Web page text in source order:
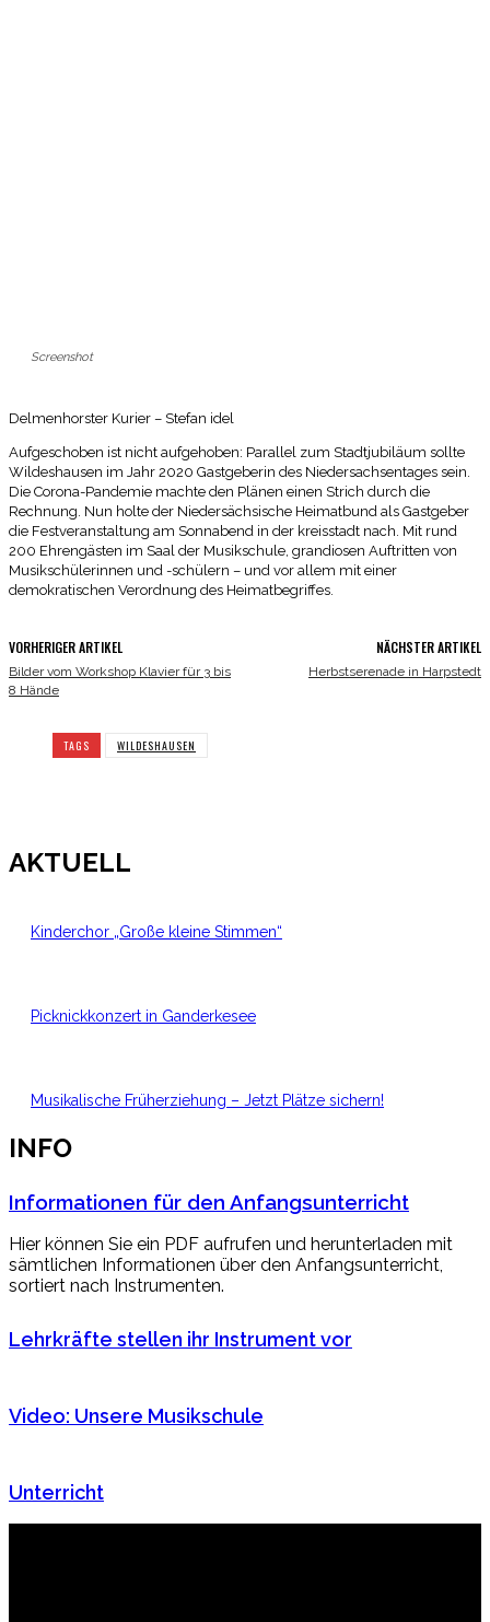
Screenshot
Delmenhorster Kurier – Stefan idel
Aufgeschoben ist nicht aufgehoben: Parallel zum Stadtjubiläum sollte
Wildeshausen im Jahr 2020 Gastgeberin des Niedersachsentages sein.
Die Corona-Pandemie machte den Plänen einen Strich durch die
Rechnung. Nun holte der Niedersächsische Heimatbund als Gastgeber
die Festveranstaltung am Sonnabend in der kreisstadt nach. Mit rund
200 Ehrengästen im Saal der Musikschule, grandiosen Auftritten von
Musikschülerinnen und -schülern – und vor allem mit einer
demokratischen Verordnung des Heimatbegriffes.
VORHERIGER ARTIKEL
Bilder vom Workshop Klavier für 3 bis
8 Hände
NÄCHSTER ARTIKEL
Herbstserenade in Harpstedt
TAGS WILDESHAUSEN
AKTUELL
Kinderchor „Große kleine Stimmen“
Picknickkonzert in Ganderkesee
Musikalische Früherziehung – Jetzt Plätze sichern!
INFO
Informationen für den Anfangsunterricht
Hier können Sie ein PDF aufrufen und herunterladen mit
sämtlichen Informationen über den Anfangsunterricht,
sortiert nach Instrumenten.
Lehrkräfte stellen ihr Instrument vor
Video: Unsere Musikschule
Unterricht